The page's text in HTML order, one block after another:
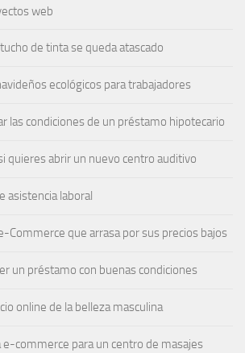
web
de tinta se queda atascado
ecológicos para trabajadores
las condiciones de un préstamo hipotecario
quieres abrir un nuevo centro auditivo
asistencia laboral
Commerce que arrasa por sus precios bajos
un préstamo con buenas condiciones
online de la belleza masculina
e-commerce para un centro de masajes